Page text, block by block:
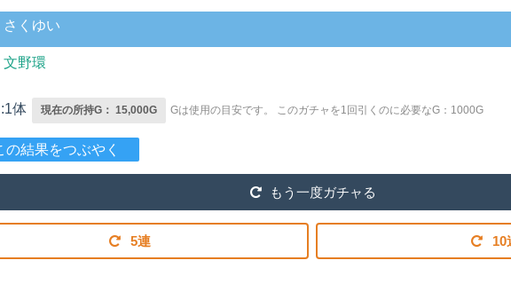
さくゆい
文野環
体 現在の所持G： 15,000G Gは使用の目安です。 このガチャを1回引くのに必要なG：1000G
の結果をつぶやく
もう一度ガチャる
5連 10